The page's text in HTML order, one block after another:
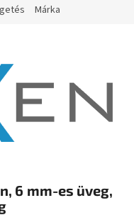
Márka
6 mm-es üveg,